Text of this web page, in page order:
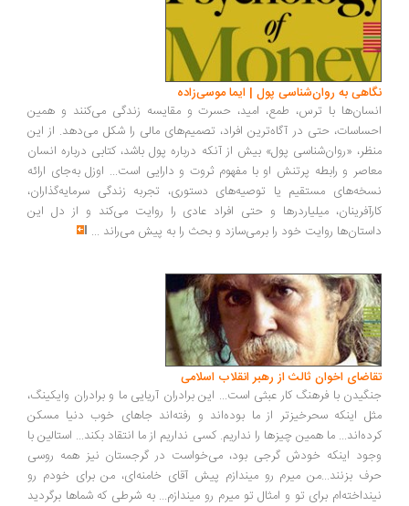
به روان‌شناسی پول | ایما موسی‌زاده
با ترس، طمع، امید، حسرت و مقایسه زندگی می‌کنند و همین
حتی در آگاه‌ترین افراد، تصمیم‌های مالی را شکل می‌دهد. از این
«روان‌شناسی پول» بیش از آنکه درباره پول باشد، کتابی درباره انسان
و رابطه پرتنش او با مفهوم ثروت و دارایی است... اوزل به‌جای ارائه
مستقیم یا توصیه‌های دستوری، تجربه زندگی سرمایه‌گذاران،
میلیاردرها و حتی افراد عادی را روایت می‌کند و از دل این
روایت خود را برمی‌سازد و بحث را به پیش می‌راند ...
اخوان ثالث از رهبر انقلاب اسلامی
با فرهنگ کار عبثی است... این برادران آریایی ما و برادران وایکینگ،
اینکه سحرخیزتر از ما بوده‌اند و رفته‌اند جاهای خوب دنیا مسکن
ما همین چیزها را نداریم. کسی نداریم از ما انتقاد بکند... استالین با
اینکه خودش گرجی بود، می‌خواست در گرجستان نیز همه روسی
بزنند...من میرم رو میندازم پیش آقای خامنه‌ای، من برای خودم رو
برای تو و امثال تو میرم رو میندازم... به شرطی که شماها برگردید